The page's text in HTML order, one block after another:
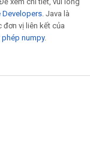
Developers. Java là
đơn vị liên kết của
phép numpy.